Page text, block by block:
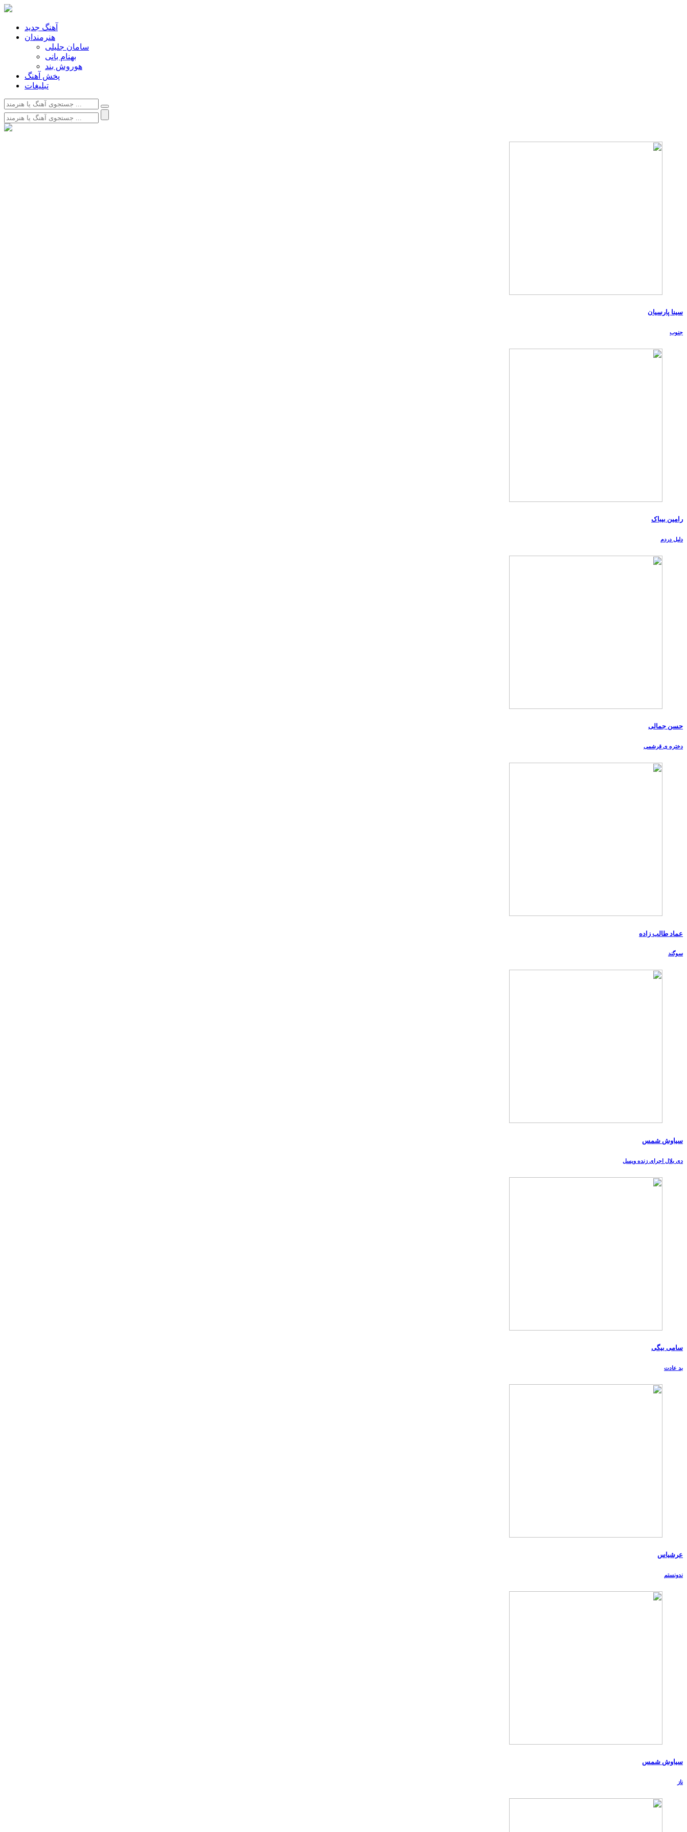
آهنگ جدید
هنرمندان
سامان جلیلی
بهنام بانی
هوروش بند
پخش آهنگ
تبلیغات
سینا پارسیان
جنوب
رامین بیباک
دلیل دردم
حسن جمالی
دختره ی قرشمی
عماد طالب زاده
سوگند
سیاوش شمس
دی بلال اجرای زنده ویسل
سامی بیگی
بد عادت
عرشیاس
ندونستم
سیاوش شمس
ناز